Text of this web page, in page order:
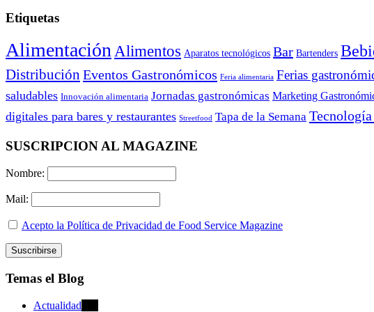
Etiquetas
Alimentación Alimentos Aparatos tecnológicos Bar Bartenders
Distribución Eventos Gastronómicos Feria alimentaria Ferias
saludables Innovación alimentaria Jornadas gastronómicas Marketing
digitales para bares y restaurantes Streetfood Tapa de la Semana
SUSCRIPCION AL MAGAZINE
Nombre:
Mail:
Acepto la Política de Privacidad de Food Service Magazine
Temas el Blog
Actualidad